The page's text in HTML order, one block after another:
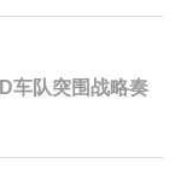
车队突围战略奏